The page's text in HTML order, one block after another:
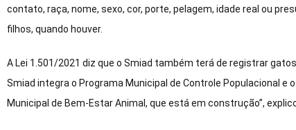
contato, raça, nome, sexo, cor, porte, pelagem, idade real ou
filhos, quando houver.
A Lei 1.501/2021 diz que o Smiad também terá de registrar
Smiad integra o Programa Municipal de Controle Populacional
Municipal de Bem-Estar Animal, que está em construção”,